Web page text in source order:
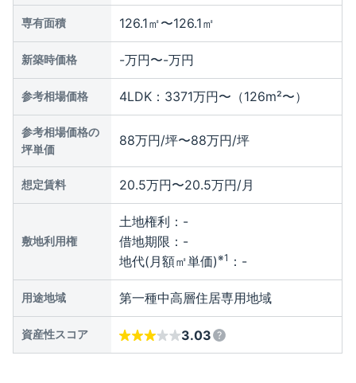
専有面積 126.1㎡〜126.1㎡
新築時価格 -万円〜-万円
参考相場価格 4LDK：3371万円〜（126m²〜）
参考相場価格の
坪単価
88万円/坪〜88万円/坪
想定賃料 20.5万円〜20.5万円/月
敷地利用権
土地権利： -
借地期限： -
地代(月額㎡単価)※1 ： -
用途地域 第一種中高層住居専用地域
資産性スコア 3.03